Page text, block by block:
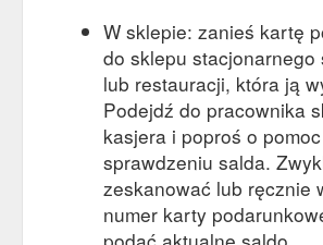
W sklepie: zanieś kartę
do sklepu stacjonarnego
lub restauracji, która ją
Podejdź do pracownika
kasjera i poproś o
sprawdzeniu salda.
zeskanować lub ręcznie
numer karty